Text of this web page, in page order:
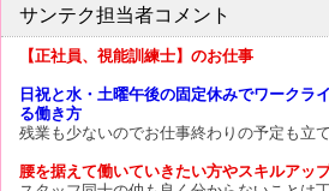
サンテク担当者コメント
【正社員、視能訓練士】のお仕事
日祝と水・土曜午後の固定休みでワークラ
る働き方
残業も少ないのでお仕事終わりの予定も立
腰を据えて働いていきたい方やスキルアッ